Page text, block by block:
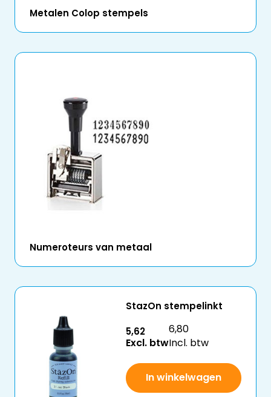
Metalen Colop stempels
Numeroteurs van metaal
StazOn stempelinkt
5,62
Excl. btw
6,80
Incl. btw
In winkelwagen